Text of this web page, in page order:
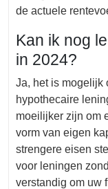
de actuele
Kan ik nog
in 2024?
Ja, het is mogelijk
hypothecaire
moeilijker zijn om
vorm van eigen
strengere eisen
voor leningen
verstandig om uw